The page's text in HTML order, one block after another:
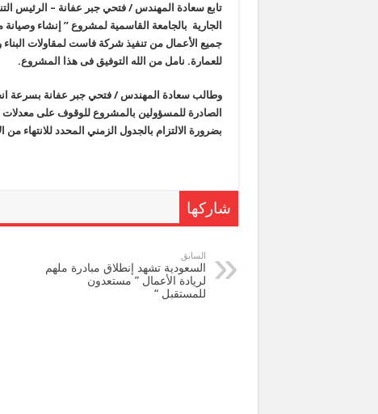
تابع سعادة المهندس / فتحي جبر عفانة – الرئيس
جميع الأعمال من تنفيذ شركة فاست لمقاولات
للعمارة. نامل من الله التوفيق فى هذا المشروع.
وطالبسعادة المهندس / فتحي جبر عفانة بسرعة
الصادرة للمسؤولين بالمشروع للوقوف على معدلات
بضرورة الالتزام بالجدول الزمني المحدد للانتهاء
شاركها
السابق
السعودية تشهد إنطلاق مبادرة ملهم
لريادة الأعمال ” مستعدون
للمستقبل “